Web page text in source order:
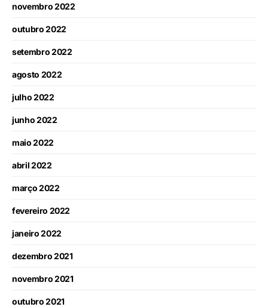
novembro 2022
outubro 2022
setembro 2022
agosto 2022
julho 2022
junho 2022
maio 2022
abril 2022
março 2022
fevereiro 2022
janeiro 2022
dezembro 2021
novembro 2021
outubro 2021